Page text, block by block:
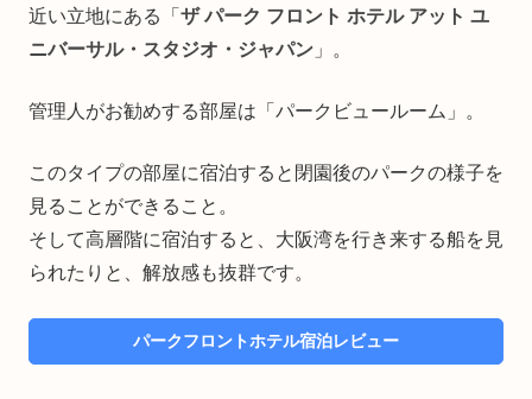
近い立地にある「 ザ パーク フロント ホテル アット ユ
ニバーサル・スタジオ・ジャパン 」。
管理人がお勧めする部屋は「パークビュールーム」。
このタイプの部屋に宿泊すると閉園後のパークの様子を
見ることができること。
そして高層階に宿泊すると、大阪湾を行き来する船を見
られたりと、解放感も抜群です。
パークフロントホテル宿泊レビュー